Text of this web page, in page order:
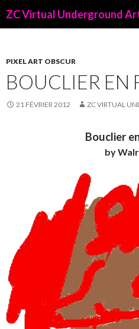
ZC Virtual Underground
PRINCIPAL
PIXEL ART OBSCUR
BOUCLIER EN
21 FÉVRIER 2012 ZC VIRTUAL
Bouclier
by